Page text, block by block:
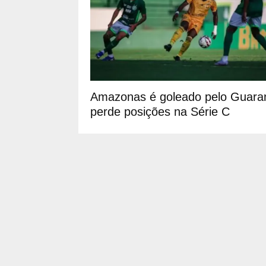
Amazonas é goleado pelo
perde posições na Série C